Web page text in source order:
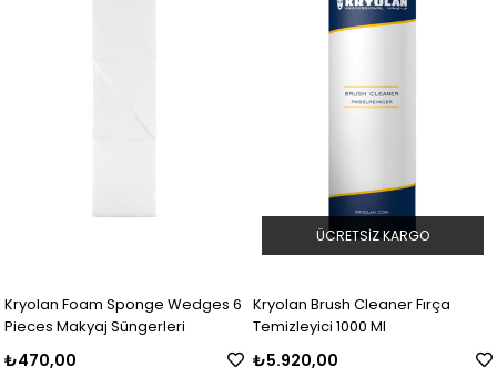
Kryolan Foam Sponge Wedges 6
Pieces Makyaj Süngerleri
₺470,00
Kryolan Brush Cleaner Fırça
Temizleyici 1000 Ml
₺5.920,00
ÜCRETSIZ KARGO